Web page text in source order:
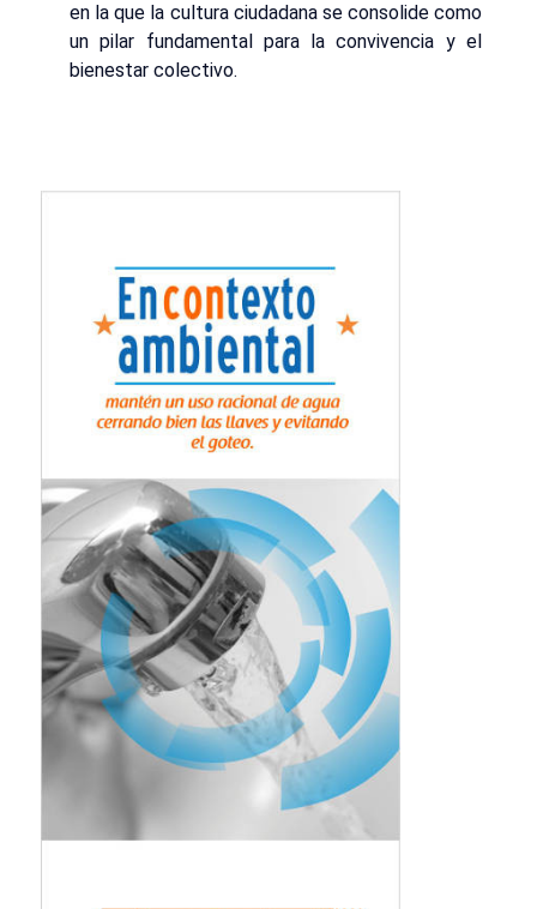
en la que la cultura ciudadana se consolide como
un pilar fundamental para la convivencia y el
bienestar colectivo.